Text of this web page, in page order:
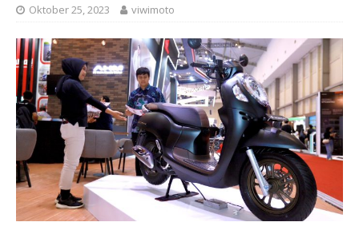
Oktober 25, 2023 viwimoto